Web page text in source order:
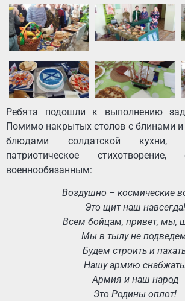
Ребята подошли к выполнению
Помимо накрытых столов с блинами
блюдами солдатской кухни,
патриотическое
военнообязанным:
Воздушно – космические
Это щит наш навсегда!
Всем бойцам, привет, мы,
Мы в тылу не
Будем строить и
Нашу армию
Армия и наш народ
Это Родины оплот!